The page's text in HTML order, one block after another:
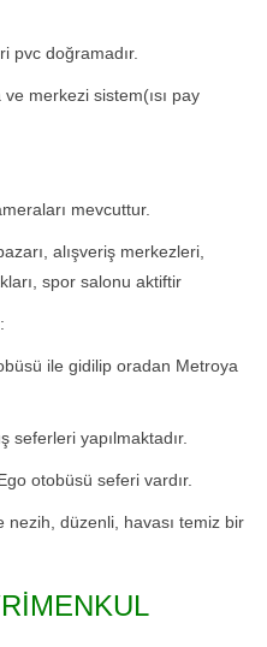
pvc doğramadır.
ve merkezi sistem(ısı pay
mevcuttur.
alışveriş merkezleri,
spor salonu aktiftir
ile gidilip oradan Metroya
seferleri yapılmaktadır.
otobüsü seferi vardır.
nezih, düzenli, havası temiz bir